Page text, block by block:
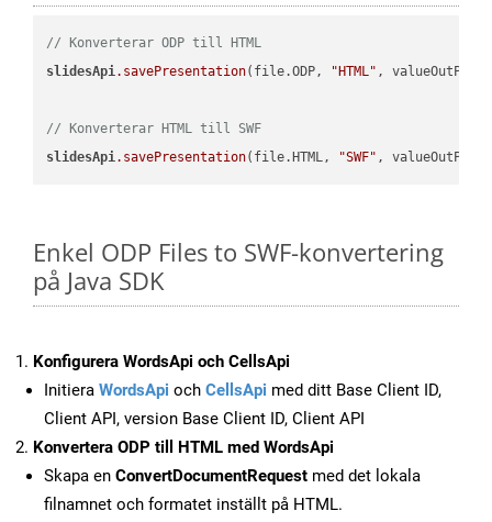
// Konverterar ODP till HTML
slidesApi.savePresentation(file.ODP, "HTML" ,
// Konverterar HTML till SWF
slidesApi.savePresentation(file.HTML, "SWF"
Enkel ODP Files to SWF-konvertering
på Java SDK
Konfigurera WordsApi och CellsApi
Initiera WordsApi och CellsApi med ditt Base Client ID,
Client API, version Base Client ID, Client API
Konvertera ODP till HTML med WordsApi
Skapa en ConvertDocumentRequest med det lokala
filnamnet och formatet inställt på HTML.